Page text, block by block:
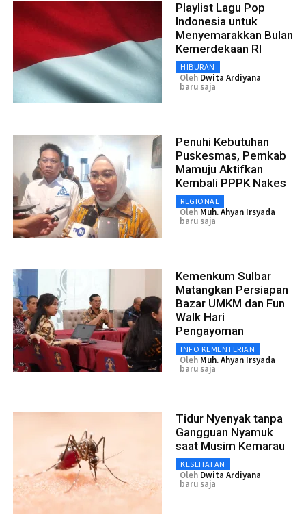
Playlist Lagu Pop
Indonesia untuk
Menyemarakkan Bulan
Kemerdekaan RI
HIBURAN
Oleh Dwita Ardiyana
baru saja
Penuhi Kebutuhan
Puskesmas, Pemkab
Mamuju Aktifkan
Kembali PPPK Nakes
REGIONAL
Oleh Muh. Ahyan Irsyada
baru saja
Kemenkum Sulbar
Matangkan Persiapan
Bazar UMKM dan Fun
Walk Hari
Pengayoman
INFO KEMENTERIAN
Oleh Muh. Ahyan Irsyada
baru saja
Tidur Nyenyak tanpa
Gangguan Nyamuk
saat Musim Kemarau
KESEHATAN
Oleh Dwita Ardiyana
baru saja